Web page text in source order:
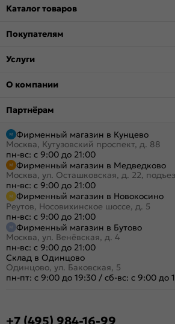
Каталог товаров
Покупателям
Услуги
О компании
Партнёрам
Фирменный магазин в Кунцево
Москва, Кутузовский проспект, д. 88
пн-вс: с 9:00 до 21:00
Фирменный магазин в Медведково
Москва, ул. Осташковская, д. 22,
пн-вс: с 9:00 до 21:00
Фирменный магазин в Новокосино
Реутов, Носовихинское шоссе, д. 5
пн-вс: с 9:00 до 21:00
Фирменный магазин в Бутово
Москва, ул. Венёвская, д. 4
пн-вс: с 9:00 до 21:00
Склад в Одинцово
Одинцово, ул. Баковская, 5
пн-пт: с 9:00 до 19:30 / сб-вс: с 9:00 до